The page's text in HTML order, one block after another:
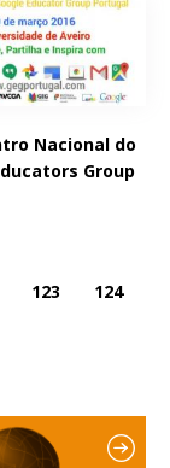
Nacional do
Group
123
124